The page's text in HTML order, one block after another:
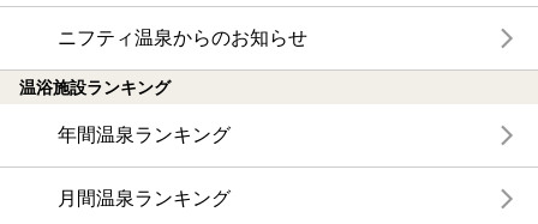
ニフティ温泉からのお知らせ
温浴施設ランキング
年間温泉ランキング
月間温泉ランキング